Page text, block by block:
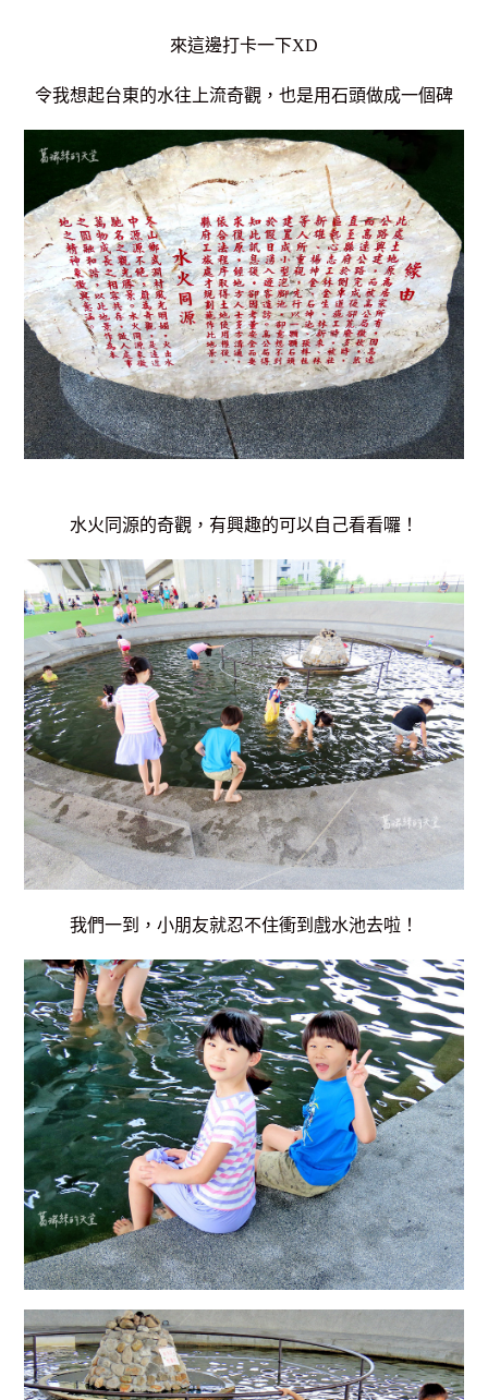
來這邊打卡一下XD
令我想起台東的水往上流奇觀，也是用石頭做成一個碑
水火同源的奇觀，有興趣的可以自己看看囉！
我們一到，小朋友就忍不住衝到戲水池去啦！